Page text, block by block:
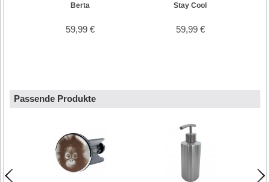
Berta
59,99 €
Stay Cool
59,99 €
Passende Produkte